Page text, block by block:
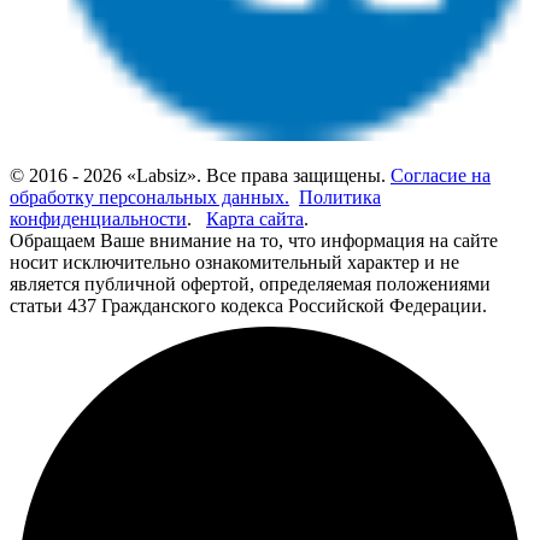
© 2016 - 2026 «Labsiz». Все права защищены. Согласие на
обработку персональных данных. Политика
конфиденциальности. Карта сайта.
Обращаем Ваше внимание на то, что информация на сайте
носит исключительно ознакомительный характер и не
является публичной офертой, определяемая положениями
статьи 437 Гражданского кодекса Российской Федерации.